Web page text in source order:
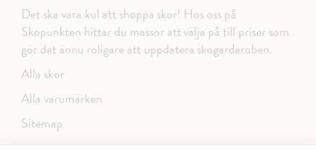
Det ska vara kul att shoppa skor! Hos oss på
Skopunkten hittar du massor att välja på till priser som
gör det ännu roligare att uppdatera skogarderoben.
Alla skor
Alla varumärken
Sitemap